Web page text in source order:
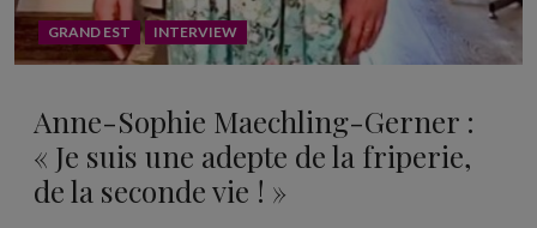
GRAND EST INTERVIEW
Anne-Sophie Maechling-Gerner :
« Je suis une adepte de la friperie,
de la seconde vie ! »